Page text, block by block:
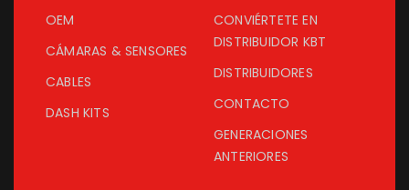
OEM
CÁMARAS & SENSORES
CABLES
DASH KITS
CONVIÉRTETE EN
DISTRIBUIDOR KBT
DISTRIBUIDORES
CONTACTO
GENERACIONES
ANTERIORES